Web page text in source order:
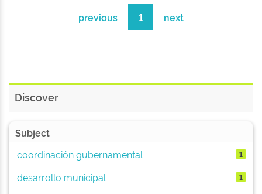
previous 1 next
Discover
Subject
coordinación gubernamental
1
desarrollo municipal 1